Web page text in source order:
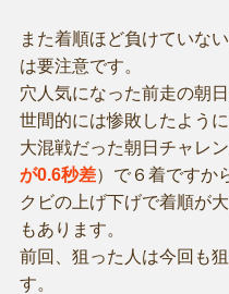
また着順ほど負けていない
は要注意です。
穴人気になった前走の朝
世間的には惨敗したように
大混戦だった朝日チャレ
が0.6秒差）で６着ですか
クビの上げ下げで着順が
もあります。
前回、狙った人は今回も
す。